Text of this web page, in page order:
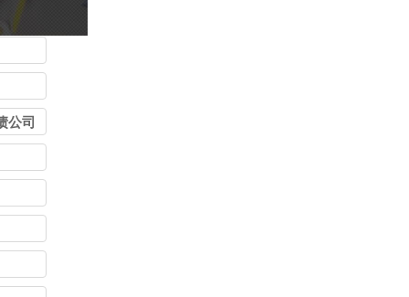
公司